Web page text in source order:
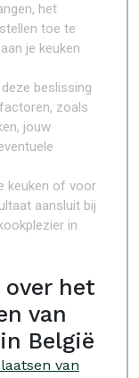
het
toe te
je keuken
beslissing
zoals
jouw
keuken of voor
aansluit bij
in
over het
van
België
van